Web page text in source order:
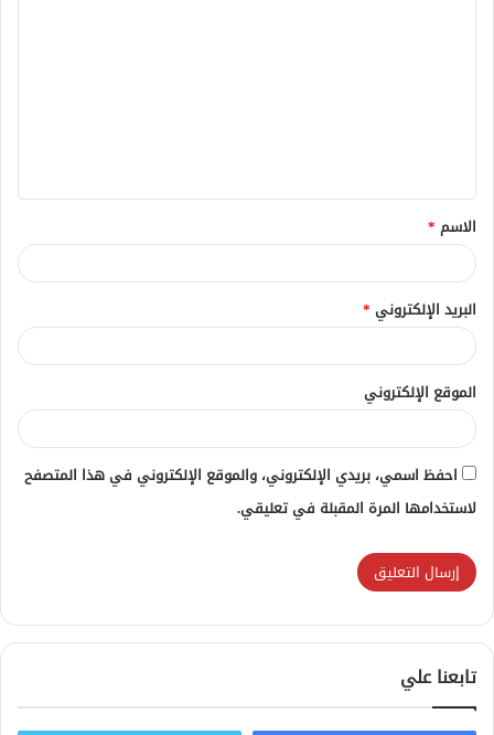
ق
*
الاسم *
البريد الإلكتروني *
الموقع الإلكتروني
احفظ اسمي، بريدي الإلكتروني، والموقع الإلكتروني في هذا المتصفح
لاستخدامها المرة المقبلة في تعليقي.
تابعنا علي